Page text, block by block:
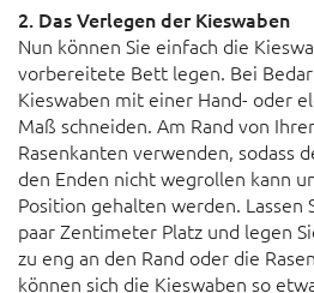
2. Das Verlegen der Kieswaben
Nun können Sie einfach die
vorbereitete Bett legen. Bei
Kieswaben mit einer Hand- oder
Maß schneiden. Am Rand von
Rasenkanten verwenden, sodass
den Enden nicht wegrollen kann
Position gehalten werden. Lassen
paar Zentimeter Platz und legen
zu eng an den Rand oder die
können sich die Kieswaben so